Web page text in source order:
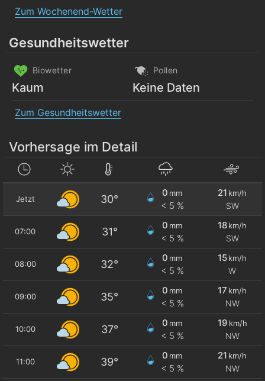
Zum Wochenend-Wetter
Gesundheitswetter
Biowetter
Kaum
Pollen
Keine Daten
Zum Gesundheitswetter
Vorhersage im Detail
Jetzt 30°
0 mm
< 5 %
21 km/h
SW
07:00 31°
0 mm
< 5 %
18km/h
SW
08:00 32°
0 mm
< 5 %
15km/h
W
09:00 35°
0 mm
< 5 %
17 km/h
NW
10:00 37°
0 mm
< 5 %
19 km/h
NW
11:00 39°
0 mm
< 5 %
21 km/h
NW